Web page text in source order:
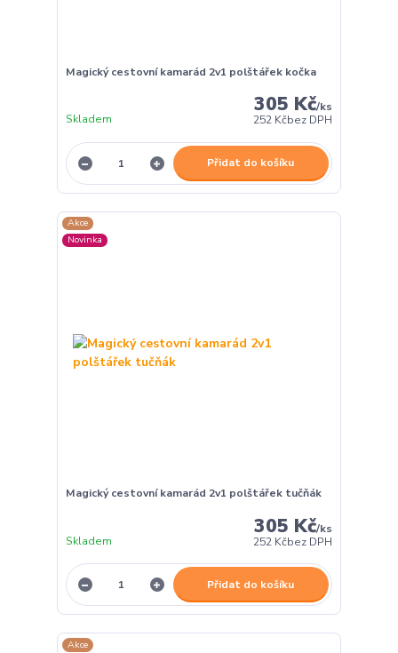
Magický cestovní kamarád 2v1 polštářek kočka
305 Kč/ks
252 Kčbez DPH
Skladem
Přidat do košíku
Akce
Novinka
Magický cestovní kamarád 2v1 polštářek tučňák
305 Kč/ks
252 Kčbez DPH
Skladem
Přidat do košíku
Akce